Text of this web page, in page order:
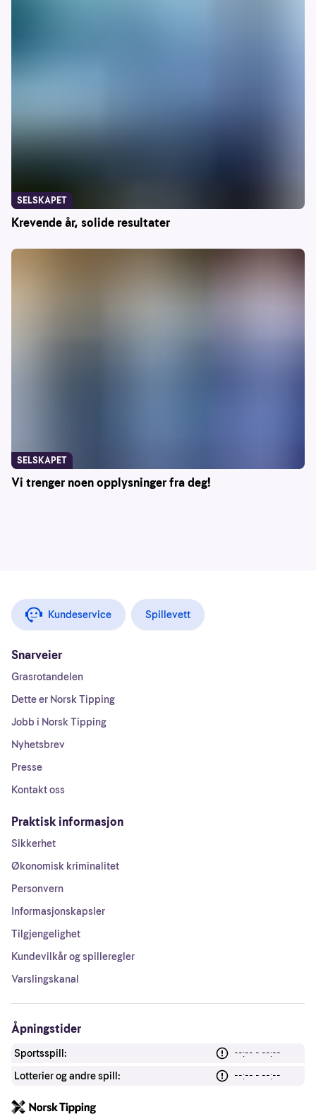
Krevende år, solide resultater
SELSKAPET
Vi trenger noen opplysninger fra deg!
SELSKAPET
Kundeservice Spillevett
Snarveier
Grasrotandelen
Dette er Norsk Tipping
Jobb i Norsk Tipping
Nyhetsbrev
Presse
Kontakt oss
Praktisk informasjon
Sikkerhet
Økonomisk kriminalitet
Personvern
Informasjonskapsler
Tilgjengelighet
Kundevilkår og spilleregler
Varslingskanal
Åpningstider
Sportsspill:
--:-- - --:--
Lotterier og andre spill:
--:-- - --:--